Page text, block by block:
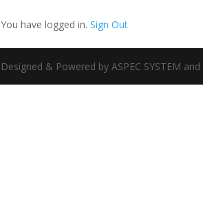
You have logged in.Sign Out
Designed & Powered by ASPEC SYSTEM